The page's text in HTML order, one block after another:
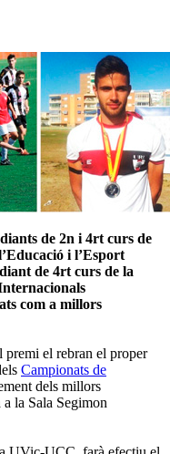
de 2n i 4rt curs de
i l’Esport
de 4rt curs de la
com a millors
premi el rebran el proper
Campionats de
dels millors
la Sala Segimon